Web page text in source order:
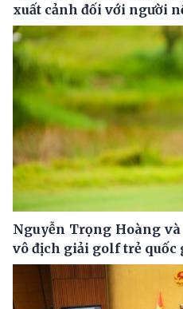
xuất cảnh đối với người
Nguyễn Trọng Hoàng
vô địch giải golf trẻ quốc